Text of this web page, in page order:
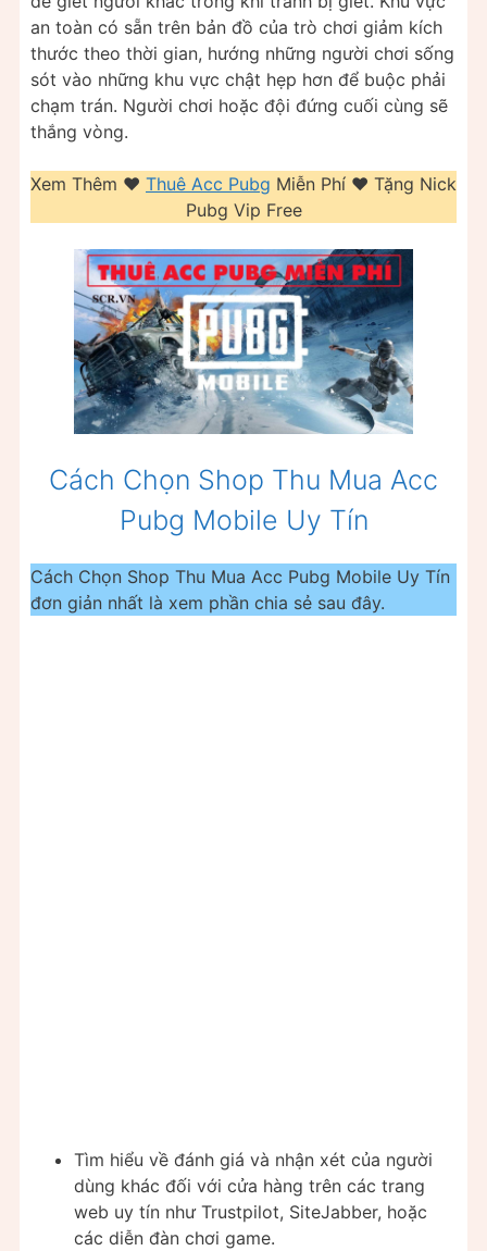
an toàn có sẵn trên bản đồ của trò chơi giảm kích
thước theo thời gian, hướng những người chơi sống
sót vào những khu vực chật hẹp hơn để buộc phải
chạm trán. Người chơi hoặc đội đứng cuối cùng sẽ
thắng vòng.
Xem Thêm ❤️️ Thuê Acc Pubg Miễn Phí ❤️️ Tặng Nick
Pubg Vip Free
Cách Chọn Shop Thu Mua Acc
Pubg Mobile Uy Tín
Cách Chọn Shop Thu Mua Acc Pubg Mobile Uy Tín
đơn giản nhất là xem phần chia sẻ sau đây.
Tìm hiểu về đánh giá và nhận xét của người
dùng khác đối với cửa hàng trên các trang
web uy tín như Trustpilot, SiteJabber, hoặc
các diễn đàn chơi game.